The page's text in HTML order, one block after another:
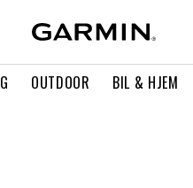
OUTDOOR BIL & HJEM